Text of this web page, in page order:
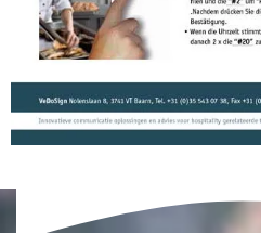
Anleitung WCS MiniTX 20B